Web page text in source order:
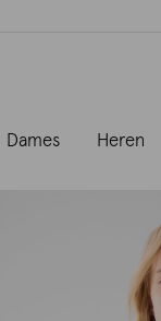
Dames Heren